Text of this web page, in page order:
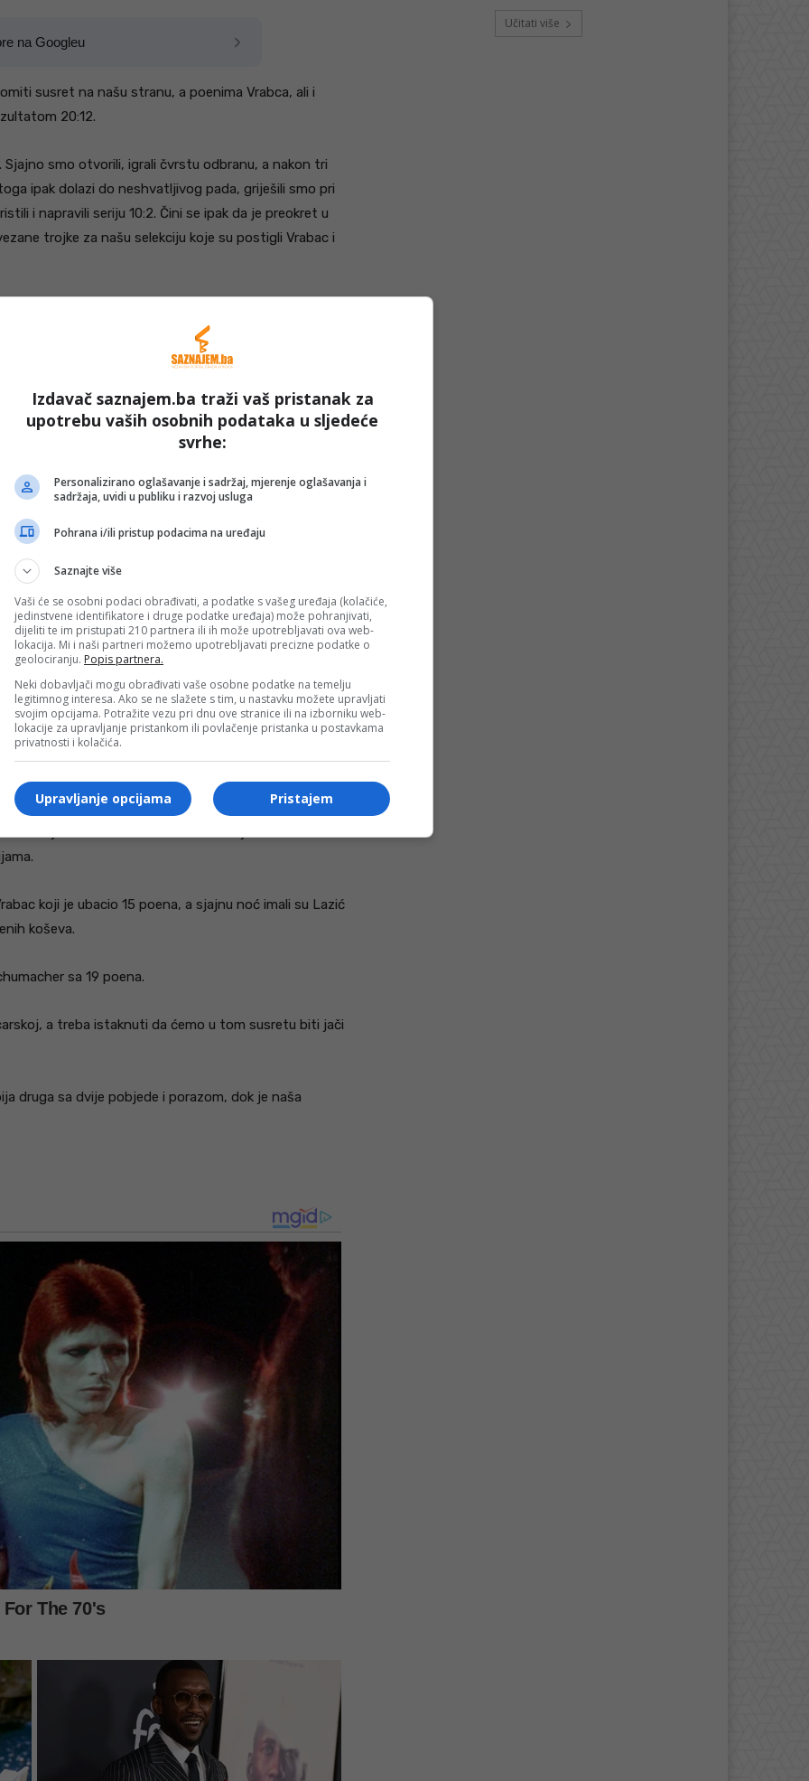
na Googleu
susret na našu stranu, a poenima Vrabca, ali i
20:12.
smo otvorili, igrali čvrstu odbranu, a nakon tri
ipak dolazi do neshvatljivog pada, griješili smo pri
i napravili seriju 10:2. Čini se ipak da je preokret u
trojke za našu selekciju koje su postigli Vrabac i
otišli velikom prednošću, a bilo je 41:27.
bljeske Lazića, ali i Alibegovića. Ovaj prvi je u
bacanja, a vrijedi istaknuti i dobru rolu Atića.
neutralisati našu prednost, ali na našu sreću nisu bili
sa pojačanom odbranom, a logičan slijed okolnosti
iznosila 20 poena. Ono što je karakteristično za
iz reketa.
koju smo rutinski sačuvali i na kraju sasvim
koji je ubacio 15 poena, a sjajnu noć imali su Lazić
koševa.
sa 19 poena.
a treba istaknuti da ćemo u tom susretu biti jači
druga sa dvije pobjede i porazom, dok je naša
Učitati više
Izdavač saznajem.ba traži vaš pristanak za
upotrebu vaših osobnih podataka u sljedeće
svrhe:
Personalizirano oglašavanje i sadržaj, mjerenje oglašavanja i
sadržaja, uvidi u publiku i razvoj usluga
Pohrana i/ili pristup podacima na uređaju
Saznajte više
Vaši će se osobni podaci obrađivati, a podatke s vašeg uređaja (kolačiće,
jedinstvene identifikatore i druge podatke uređaja) može pohranjivati,
dijeliti te im pristupati 210 partnera ili ih može upotrebljavati ova web-
lokacija. Mi i naši partneri možemo upotrebljavati precizne podatke o
geolociranju. Popis partnera.
Neki dobavljači mogu obrađivati vaše osobne podatke na temelju
legitimnog interesa. Ako se ne slažete s tim, u nastavku možete upravljati
svojim opcijama. Potražite vezu pri dnu ove stranice ili na izborniku web-
lokacije za upravljanje pristankom ili povlačenje pristanka u postavkama
privatnosti i kolačića.
Pristajem
Upravljanje opcijama